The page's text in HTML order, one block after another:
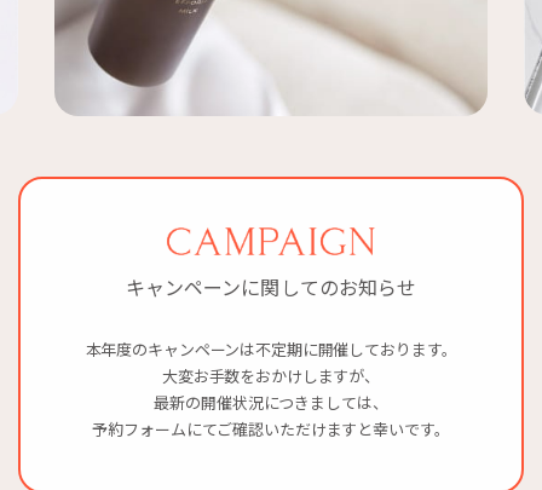
キャンペーンに関してのお知らせ
本年度のキャンペーンは不定期に開催しております。
大変お手数をおかけしますが、
最新の開催状況につきましては、
予約フォームにてご確認いただけますと幸いです。